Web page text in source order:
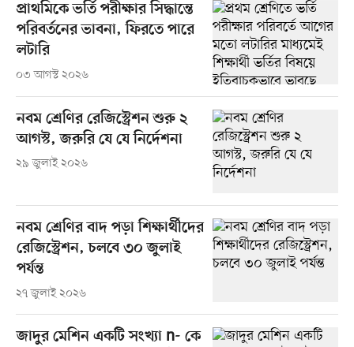
প্রাথমিকে ভর্তি পরীক্ষার সিদ্ধান্তে
পরিবর্তনের ভাবনা, ফিরতে পারে
লটারি
০৩ আগস্ট ২০২৬
নবম শ্রেণির রেজিস্ট্রেশন শুরু ২
আগস্ট, জরুরি যে যে নির্দেশনা
২৯ জুলাই ২০২৬
নবম শ্রেণির বাদ পড়া শিক্ষার্থীদের
রেজিস্ট্রেশন, চলবে ৩০ জুলাই
পর্যন্ত
২৭ জুলাই ২০২৬
জাদুর মেশিন একটি সংখ্যা n- কে